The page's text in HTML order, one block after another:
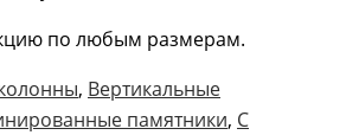
по любым размерам.
, Вертикальные
памятники, С